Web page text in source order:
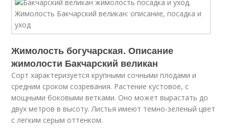
Жимолость богучарская. Описание
жимолости Бакчарский великан
Сорт характеризуется крупными сочными плодами и
средним сроком созревания. Растение кустовое, с
мощными боковыми ветками. Оно может вырастать до
двух метров в высоту. Листья имеют темно-зеленый цвет
с легким серым оттенком.